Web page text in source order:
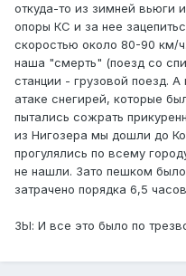
откуда-то из зимней вьюги
опоры КС и за нее
скоростью около 80-90 км/
наша "смерть" (поезд со
станции - грузовой поезд.
атаке снегирей, которые
пытались сожрать
из Нигозера мы дошли до
прогулялись по всему
не нашли. Зато пешком
затрачено порядка 6,5 часов
ЗЫ: И все это было по